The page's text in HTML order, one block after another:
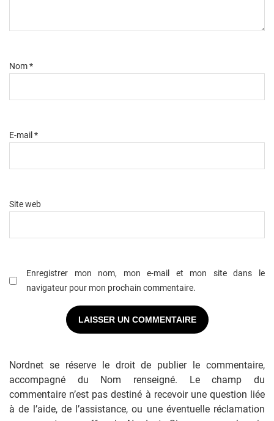
Nom*
E-mail *
Site web
Enregistrer mon nom, mon e-mail et mon site dans le
navigateur pour mon prochain commentaire.
Nordnet se réserve le droit de publier le commentaire,
accompagné du Nom renseigné. Le champ du
commentaire n’est pas destiné à recevoir une question liée
à de l’aide, de l’assistance, ou une éventuelle réclamation